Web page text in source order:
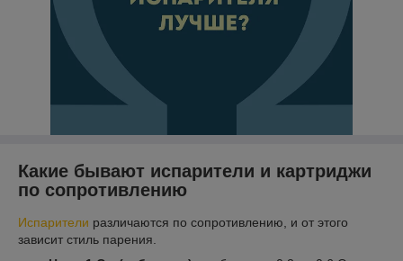
Какие бывают испарители и картриджи
по сопротивлению
Испарители различаются по сопротивлению, и от этого
зависит стиль парения.